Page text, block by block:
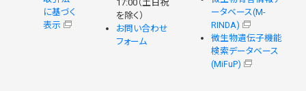
に基づく
表示
17:00（土日祝
を除く）
お問い合わせ
フォーム
ータベース(M-
RINDA)
微生物遺伝子機能
検索データベース
(MiFuP)